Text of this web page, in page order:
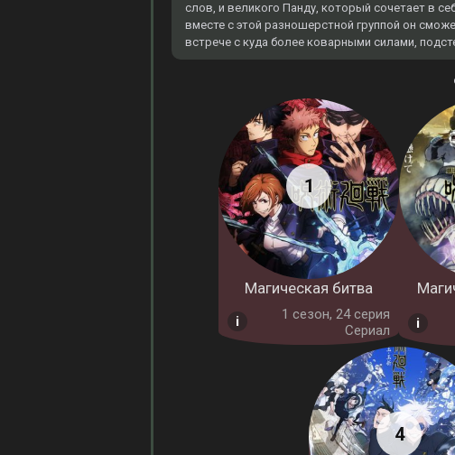
слов, и великого Панду, который сочетает в
вместе с этой разношерстной группой он
встрече с куда более коварными силами,
Магическая битва
1 cезон, 24 серия
Сериал